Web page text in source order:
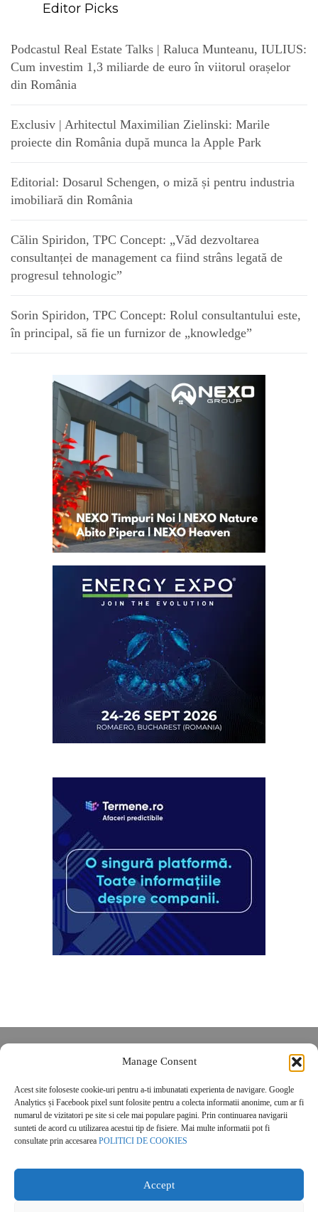
Manage Consent
Acest site foloseste cookie-uri pentru a-ti imbunatati experienta de navigare. Google
Analytics și Facebook pixel sunt folosite pentru a colecta informatii anonime, cum ar fi
numarul de vizitatori pe site si cele mai populare pagini. Prin continuarea navigarii
sunteti de acord cu utilizarea acestui tip de fisiere. Mai multe informatii pot fi
consultate prin accesarea POLITICI DE COOKIES
Accept
Editor Picks
Podcastul Real Estate Talks | Raluca Munteanu, IULIUS:
Cum investim 1,3 miliarde de euro în viitorul orașelor
din România
Exclusiv | Arhitectul Maximilian Zielinski: Marile
proiecte din România după munca la Apple Park
Editorial: Dosarul Schengen, o miză și pentru industria
imobiliară din România
Călin Spiridon, TPC Concept: „Văd dezvoltarea
consultanței de management ca fiind strâns legată de
progresul tehnologic”
Sorin Spiridon, TPC Concept: Rolul consultantului este,
în principal, să fie un furnizor de „knowledge”
POLITICĂ DE CONFIDENȚIALITATE
Politica de cookies